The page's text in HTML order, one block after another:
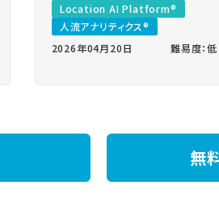
Location AI Platform®
人流アナリティクス®
2026年04月20日
難易度：低
無